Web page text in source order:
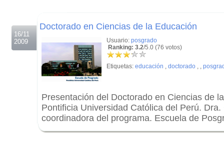
16/11
2009
Doctorado en Ciencias de la Educación
Usuario: posgrado
Ranking: 3.2/5.0 (76 votos)
Etiquetas: educación , doctorado , ,
Presentación del Doctorado en Ciencias de
Pontificia Universidad Católica del Perú.
coordinadora del programa. Escuela de